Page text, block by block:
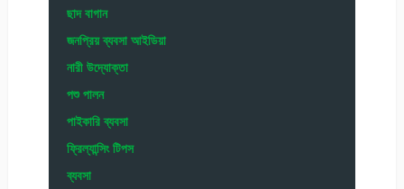
ছাদ বাগান
জনপ্রিয় ব্যবসা আইডিয়া
নারী উদ্যোক্তা
পশু পালন
পাইকারি ব্যবসা
ফ্রিল্যান্সিং টিপস
ব্যবসা